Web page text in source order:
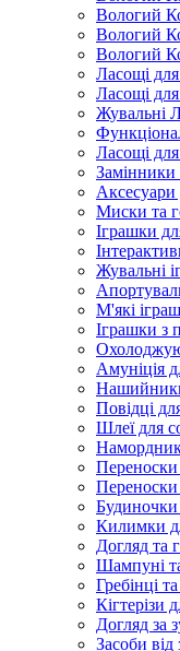
Вологий
Вологий
Вологий
Ласощі
Ласощі
Жувальні
Ласощі
Миски та
Іграшки
Жувальні
М'які
Іграшки з
Амуніція
Повідці
Шлеї для
Переноски
Переноски
Будиночки
Килимки
Догляд та
Шампуні
Гребінці
Кігтерізи
Догляд за
Засоби від